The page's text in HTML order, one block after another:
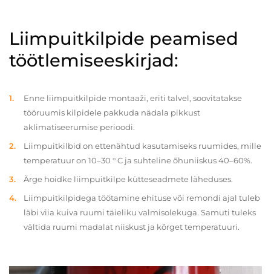
Liimpuitkilpide peamised
töötlemiseeskirjad:
Enne liimpuitkilpide montaaži, eriti talvel, soovitatakse
tööruumis kilpidele pakkuda nädala pikkust
aklimatiseerumise perioodi.
Liimpuitkilbid on ettenähtud kasutamiseks ruumides, mille
temperatuur on 10–30 ° C ja suhteline õhuniiskus 40–60%.
Ärge hoidke liimpuitkilpe kütteseadmete läheduses.
Liimpuitkilpidega töötamine ehituse või remondi ajal tuleb
läbi viia kuiva ruumi täieliku valmisolekuga. Samuti tuleks
vältida ruumi madalat niiskust ja kõrget temperatuuri.